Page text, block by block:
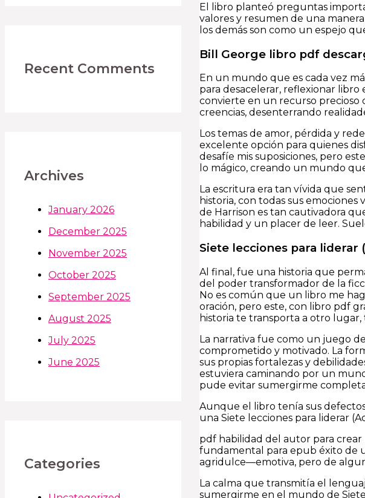
Recent Comments
Archives
January 2026
December 2025
November 2025
October 2025
September 2025
August 2025
July 2025
June 2025
Categories
El libro planteó preguntas
valores y resumen de una
los demás son como un espejo
Bill George libro pdf
En un mundo que es cada vez
para desacelerar, reflexionar
convierte en un recurso precioso
creencias, desenterrando
Los temas de amor, pérdida y
excelente opción para quienes
desafíe mis suposiciones, pero
lo mágico, creando un mundo
La escritura era tan vívida que
historia, con todas sus
de Harrison es tan cautivadora
habilidad y un placer de leer.
Siete lecciones para
Al final, fue una historia que
del poder transformador de la
No es común que un libro me
oración, pero este, con libro pdf
historia te transporta a otro lugar,
La narrativa fue como un juego
comprometido y motivado. La
sus propias fortalezas y
estuviera caminando por un
pude evitar sumergirme
Aunque el libro tenía sus
una Siete lecciones para liderar
pdf habilidad del autor para
fundamental para epub éxito de
agridulce—emotiva, pero de
La calma que transmitía el
sumergirme en el mundo de